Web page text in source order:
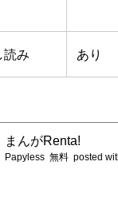
読み あり
まんがRenta!
Papyless 無料 posted